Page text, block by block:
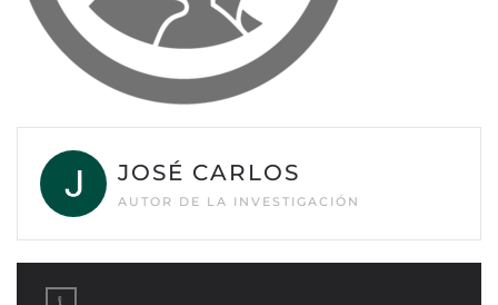
JOSÉ CARLOS
AUTOR DE LA INVESTIGACIÓN